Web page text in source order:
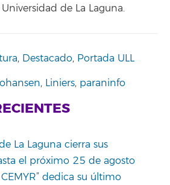
de La Laguna.
, Destacado, Portada ULL
, Liniers, paraninfo
La Laguna cierra sus
el próximo 25 de agosto
dedica su último